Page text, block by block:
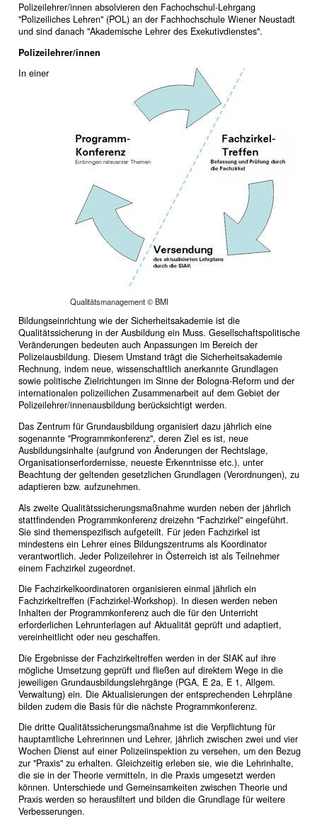
Polizeilehrer/innen absolvieren den Fachochschul-Lehrgang
"Polizeiliches Lehren" (POL) an der Fachhochschule Wiener Neustadt
und sind danach "Akademische Lehrer des Exekutivdienstes".
Polizeilehrer/innen
Qualitätsmanagement © BMI
In einer
Bildungseinrichtung wie der Sicherheitsakademie ist die
Qualitätssicherung in der Ausbildung ein Muss. Gesellschaftspolitische
Veränderungen bedeuten auch Anpassungen im Bereich der
Polizeiausbildung. Diesem Umstand trägt die Sicherheitsakademie
Rechnung, indem neue, wissenschaftlich anerkannte Grundlagen
sowie politische Zielrichtungen im Sinne der Bologna-Reform und der
internationalen polizeilichen Zusammenarbeit auf dem Gebiet der
Polizeilehrer/innenausbildung berücksichtigt werden.
Das Zentrum für Grundausbildung organisiert dazu jährlich eine
sogenannte "Programmkonferenz", deren Ziel es ist, neue
Ausbildungsinhalte (aufgrund von Änderungen der Rechtslage,
Organisationserfordernisse, neueste Erkenntnisse etc.), unter
Beachtung der geltenden gesetzlichen Grundlagen (Verordnungen), zu
adaptieren bzw. aufzunehmen.
Als zweite Qualitätssicherungsmaßnahme wurden neben der jährlich
stattfindenden Programmkonferenz dreizehn "Fachzirkel" eingeführt.
Sie sind themenspezifisch aufgeteilt. Für jeden Fachzirkel ist
mindestens ein Lehrer eines Bildungszentrums als Koordinator
verantwortlich. Jeder Polizeilehrer in Österreich ist als Teilnehmer
einem Fachzirkel zugeordnet.
Die Fachzirkelkoordinatoren organisieren einmal jährlich ein
Fachzirkeltreffen (Fachzirkel-Workshop). In diesen werden neben
Inhalten der Programmkonferenz auch die für den Unterricht
erforderlichen Lehrunterlagen auf Aktualität geprüft und adaptiert,
vereinheitlicht oder neu geschaffen.
Die Ergebnisse der Fachzirkeltreffen werden in der SIAK auf ihre
mögliche Umsetzung geprüft und fließen auf direktem Wege in die
jeweiligen Grundausbildungslehrgänge (PGA, E 2a, E 1, Allgem.
Verwaltung) ein. Die Aktualisierungen der entsprechenden Lehrpläne
bilden zudem die Basis für die nächste Programmkonferenz.
Die dritte Qualitätssicherungsmaßnahme ist die Verpflichtung für
hauptamtliche Lehrerinnen und Lehrer, jährlich zwischen zwei und vier
Wochen Dienst auf einer Polizeiinspektion zu versehen, um den Bezug
zur "Praxis" zu erhalten. Gleichzeitig erleben sie, wie die Lehrinhalte,
die sie in der Theorie vermitteln, in die Praxis umgesetzt werden
können. Unterschiede und Gemeinsamkeiten zwischen Theorie und
Praxis werden so herausfiltert und bilden die Grundlage für weitere
Verbesserungen.